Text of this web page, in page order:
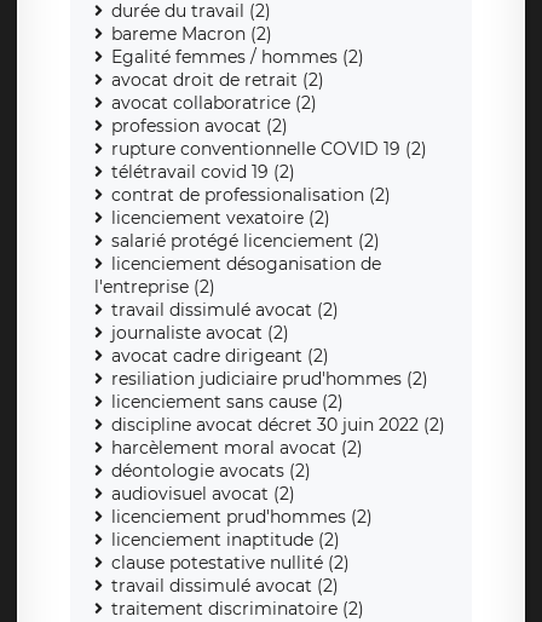
durée du travail (2)
bareme Macron (2)
Egalité femmes / hommes (2)
avocat droit de retrait (2)
avocat collaboratrice (2)
profession avocat (2)
rupture conventionnelle COVID 19 (2)
télétravail covid 19 (2)
contrat de professionalisation (2)
licenciement vexatoire (2)
salarié protégé licenciement (2)
licenciement désoganisation de
l'entreprise (2)
travail dissimulé avocat (2)
journaliste avocat (2)
avocat cadre dirigeant (2)
resiliation judiciaire prud'hommes (2)
licenciement sans cause (2)
discipline avocat décret 30 juin 2022 (2)
harcèlement moral avocat (2)
déontologie avocats (2)
audiovisuel avocat (2)
licenciement prud'hommes (2)
licenciement inaptitude (2)
clause potestative nullité (2)
travail dissimulé avocat (2)
traitement discriminatoire (2)